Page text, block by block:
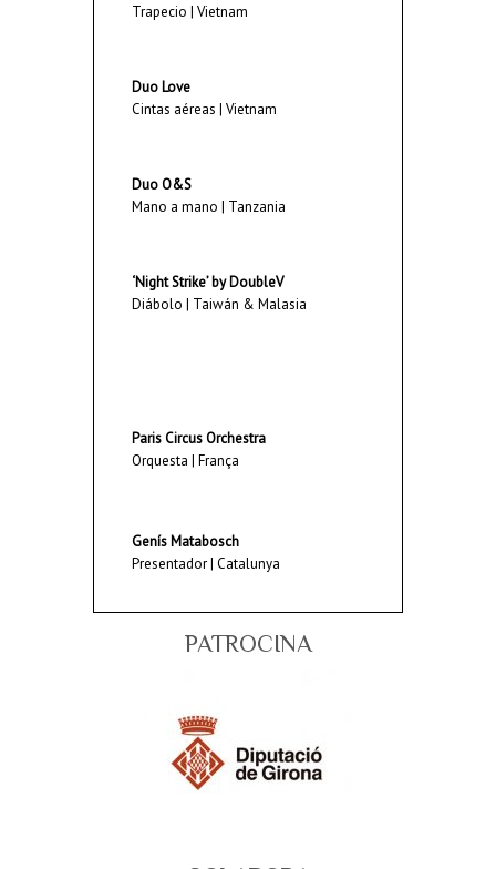
Trapecio | Vietnam
Duo Love
Cintas aéreas | Vietnam
Duo O&S
Mano a mano | Tanzania
‘Night Strike’ by DoubleV
Diábolo | Taiwán & Malasia
Paris Circus Orchestra
Orquesta | França
Genís Matabosch
Presentador | Catalunya
PATROCINA